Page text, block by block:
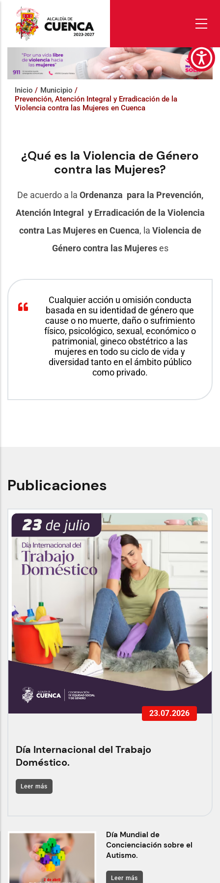
contenido
principal
Inicio / Municipio /
Prevención, Atención Integral y Erradicación de la
Violencia contra las Mujeres en Cuenca
¿Qué es la Violencia de Género
contra las Mujeres?
De acuerdo a la Ordenanza para la Prevención,
Atención Integral y Erradicación de la Violencia
contra Las Mujeres en Cuenca, la Violencia de
Género contra las Mujereses
Cualquier acción u omisión conducta
basada en su identidad de género que
cause o no muerte, daño o sufrimiento
físico, psicológico, sexual, económico o
patrimonial, gineco obstétrico a las
mujeres en todo su ciclo de vida y
diversidad tanto en el ámbito público
como privado.
Publicaciones
23.07.2026
Día Internacional del Trabajo
Doméstico.
Leer más
Día Mundial de
Concienciación sobre el
Autismo.
Leer más